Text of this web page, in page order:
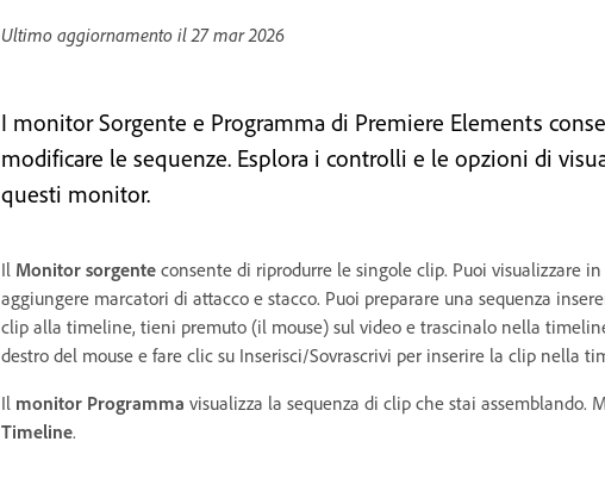
Ultimo aggiornamento il27 mar 2026
I monitor Sorgente e Programma di Premiere Elements
modificare le sequenze. Esplora i controlli e le opzioni di
questi monitor.
Il Monitor sorgente consente di riprodurre le singole clip. Puoi visualizzare
aggiungere marcatori di attacco e stacco. Puoi preparare una sequenza
clip alla timeline, tieni premuto (il mouse) sul video e trascinalo nella
destro del mouse e fare clic su Inserisci/Sovrascrivi per inserire la clip nella
Il monitor Programma visualizza la sequenza di clip che stai assemblando.
Timeline.